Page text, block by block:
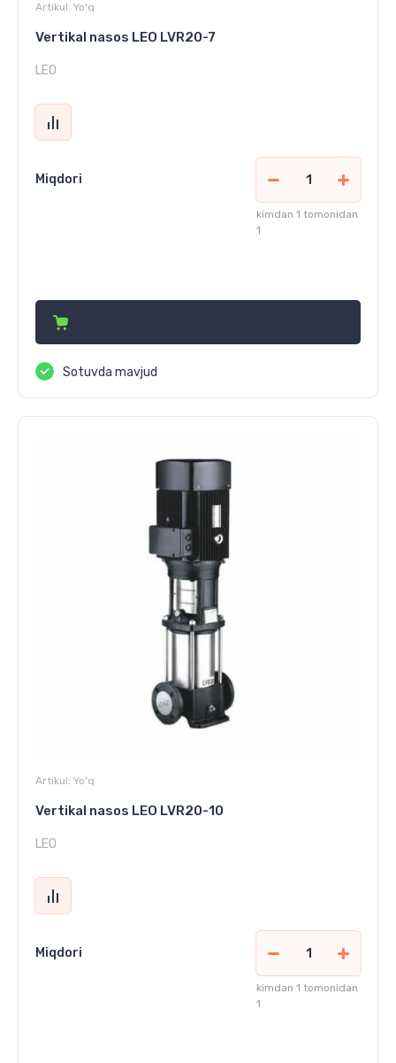
Artikul: Yo'q
Vertikal nasos LEO LVR20-7
LEO
Miqdori
kimdan 1 tomonidan
1
Sotuvda mavjud
Artikul: Yo'q
Vertikal nasos LEO LVR20-10
LEO
Miqdori
kimdan 1 tomonidan
1